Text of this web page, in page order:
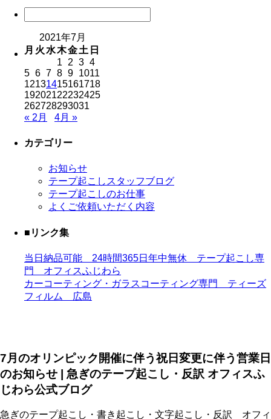
2021年7月
月 火 水木金土 日
1
2 3 4
5 6 7 8 9 1011
12131415161718
19202122232425
262728293031
« 2月
4月 »
カテゴリー
お知らせ
テープ起こしスタッフブログ
テープ起こしのお仕事
よくご依頼いただく内容
■リンク集
当日納品可能 24時間365日年中無休 テープ起こし専
門 オフィスふじわら
カーコーティング・ガラスコーティング専門 ティーズ
フィルム 広島
7月のオリンピック開催に伴う祝日変更に伴う営業日
のお知らせ | 急ぎのテープ起こし・反訳 オフィスふ
じわら公式ブログ
急ぎのテープ起こし・書き起こし・文字起こし・反訳 オフィ